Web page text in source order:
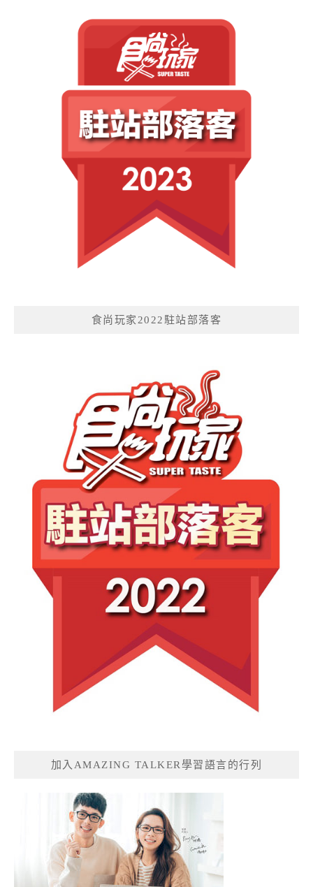
食尚玩家2022駐站部落客
加入AMAZING TALKER學習語言的行列